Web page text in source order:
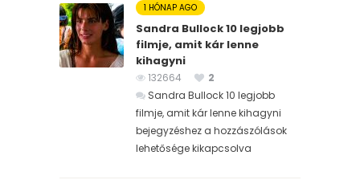
1 HÓNAP AGO
Sandra Bullock 10 legjobb
filmje, amit kár lenne
kihagyni
132664
2
Sandra Bullock 10 legjobb
filmje, amit kár lenne kihagyni
bejegyzéshez a hozzászólások
lehetősége kikapcsolva